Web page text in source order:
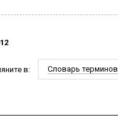
в: Словарь терминов